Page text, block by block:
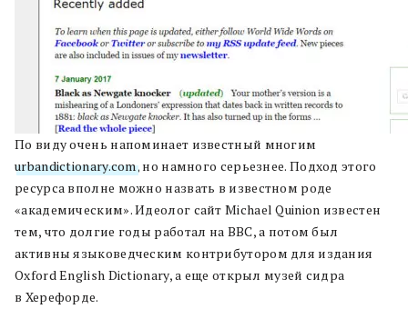
По виду очень напоминает известный многим
urbandictionary.com, но намного серьезнее. Подход этого
ресурса вполне можно назвать в известном роде
«академическим». Идеолог сайт Michael Quinion известен
тем, что долгие годы работал на BBC, а потом был
активны языковедческим контрибутором для издания
Oxford English Dictionary, а еще открыл музей сидра
в Херефорде.